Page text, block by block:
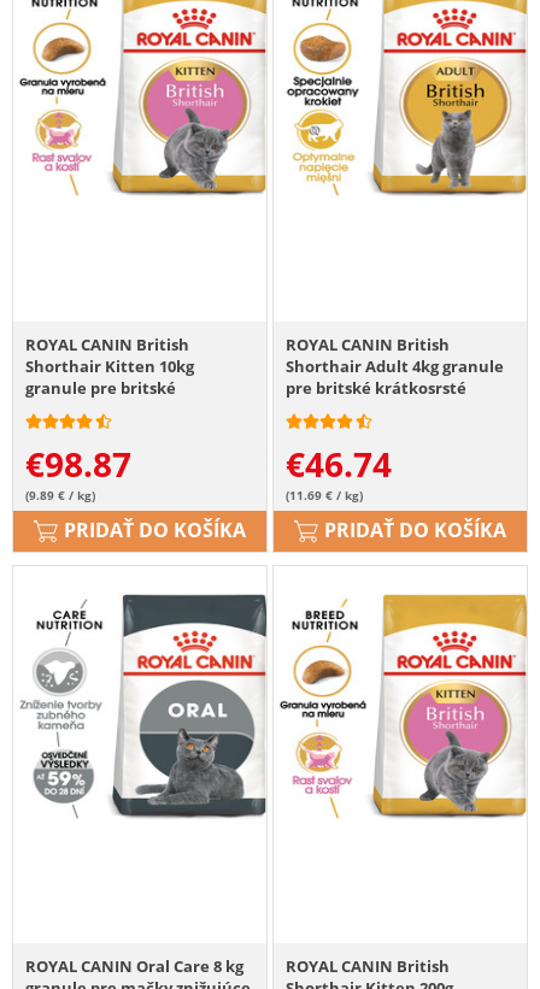
ROYAL CANIN British
Shorthair Kitten 10kg
granule pre britské
krátkosrsté mačiatka
€98.87
(9.89 € / kg)
PRIDAŤ DO KOŠÍKA
ROYAL CANIN British
Shorthair Adult 4kg granule
pre britské krátkosrsté
mačky
€46.74
(11.69 € / kg)
PRIDAŤ DO KOŠÍKA
ROYAL CANIN Oral Care 8 kg
ROYAL CANIN British